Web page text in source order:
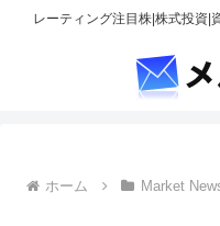
レーティング注目株|株式投資|
ホーム Market